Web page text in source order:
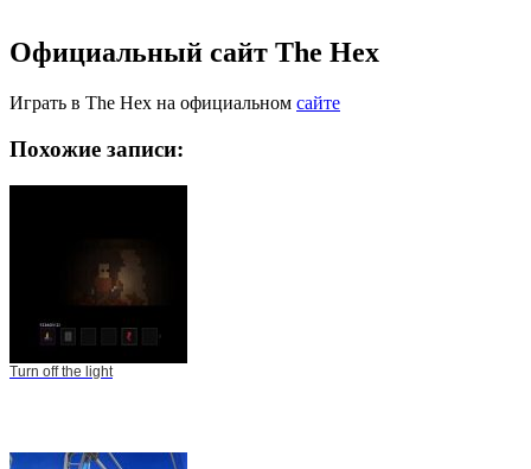
Официальный сайт The Hex
Играть в The Hex на официальном сайте
Похожие записи:
Turn off the light